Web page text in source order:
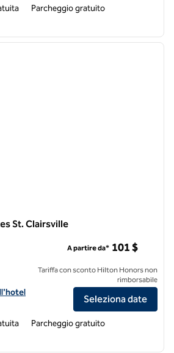
Parcheggio gratuito
St. Clairsville
Hampton Inn & Suites St. Clairsville
A partire da* 101 $
Tariffa con sconto Hilton Honors non
rimborsabile
Seleziona date
Parcheggio gratuito